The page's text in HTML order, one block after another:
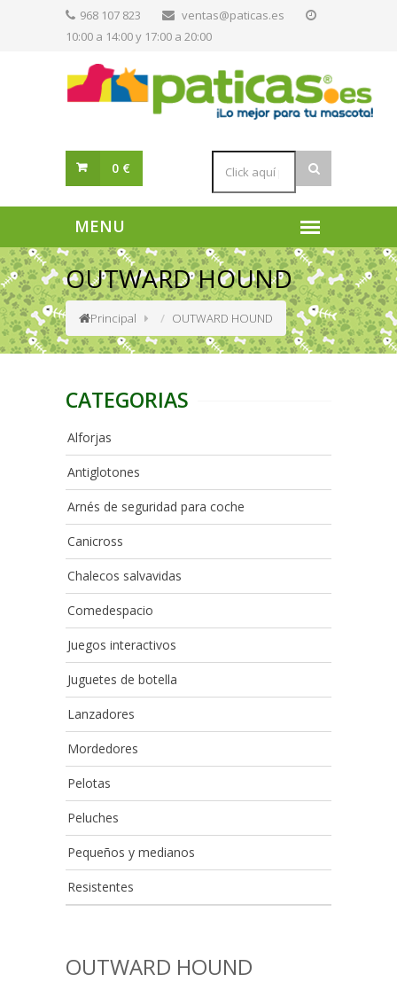
968 107 823
ventas@paticas.es
10:00 a 14:00 y 17:00 a 20:00
0 €
OUTWARD HOUND
Principal OUTWARD HOUND
CATEGORIAS
Alforjas
Antiglotones
Arnés de seguridad para coche
Canicross
Chalecos salvavidas
Comedespacio
Juegos interactivos
Juguetes de botella
Lanzadores
Mordedores
Pelotas
Peluches
Pequeños y medianos
Resistentes
OUTWARD HOUND